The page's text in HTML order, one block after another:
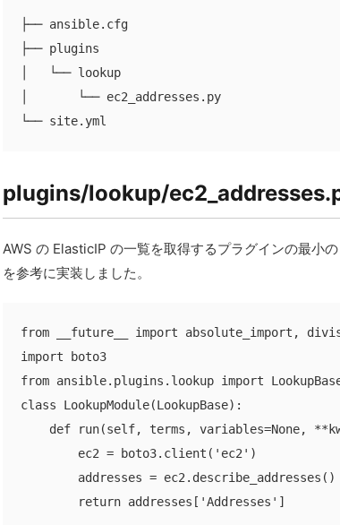
├── ansible.cfg
├── plugins
│   └── lookup
│       └── ec2_addresses.py
└── site.yml
plugins/lookup/
AWS の ElasticIP の一覧を取得するプラグインの最小の
を参考に実装しました。
from __future__ import absolute_import,
import boto3
from ansible.plugins.lookup import
class LookupModule(LookupBase):
def run(self, terms, variables=None,
        ec2 = boto3.client('ec2')
        addresses = ec2.describe_addresses()
        return addresses['Addresses']